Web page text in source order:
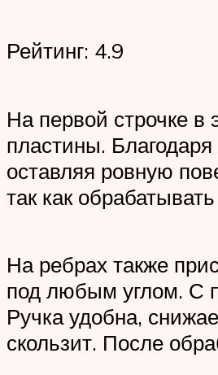
Рейтинг: 4.9
На первой строчке в
пластины.
оставляя ровную
так как
На ребрах также
под любым углом. С
Ручка удобна,
скользит. После